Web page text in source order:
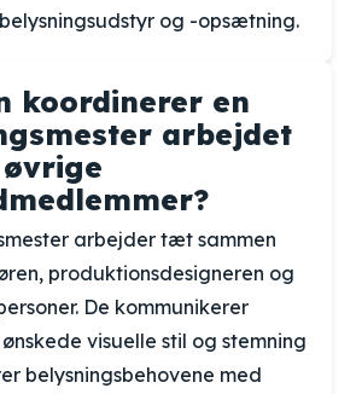
og -opsætning.
koordinerer en
arbejdet
arbejder tæt sammen
produktionsdesigneren og
De kommunikerer
visuelle stil og stemning
belysningsbehovene med